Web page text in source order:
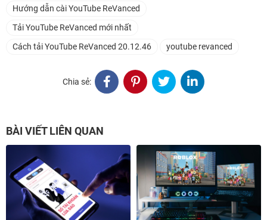
Hướng dẫn cài YouTube ReVanced
Tải YouTube ReVanced mới nhất
Cách tải YouTube ReVanced 20.12.46
youtube revanced
Chia sẻ:
BÀI VIẾT LIÊN QUAN